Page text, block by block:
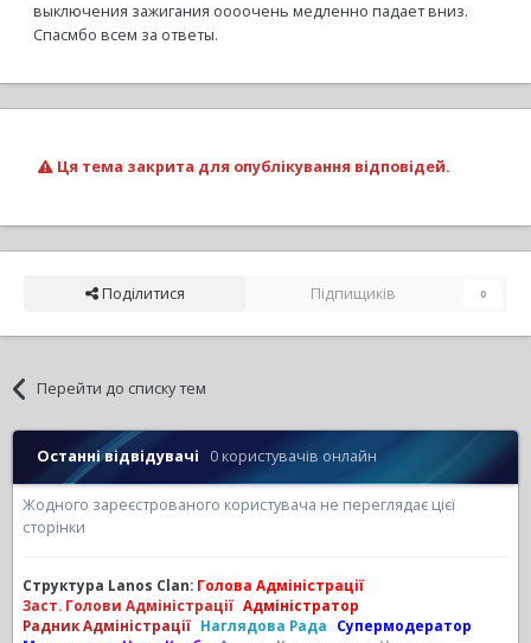
выключения зажигания оооочень медленно падает вниз.
Спасмбо всем за ответы.
Ця тема закрита для опублікування відповідей.
Поділитися Підпищиків 0
Перейти до списку тем
Останні відвідувачі 0 користувачів онлайн
Жодного зареєстрованого користувача не переглядає цієї
сторінки
Структура Lanos Clan: Голова Адміністрації
Заст. Голови Адміністрації Адміністратор
Радник Адміністрації Наглядова Рада
Супермодератор